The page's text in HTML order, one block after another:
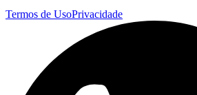
Termos de UsoPrivacidade